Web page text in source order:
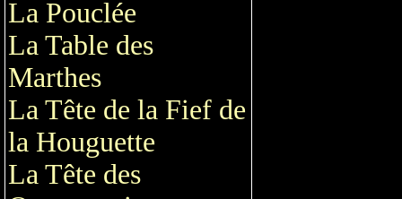
La Pouclée
La Table des
Marthes
La Tête de la Fief de
la Houguette
La Tête des